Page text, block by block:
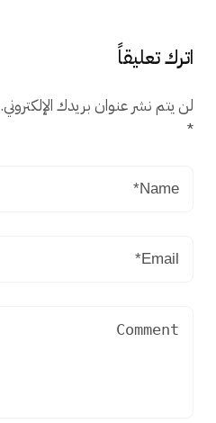
اترك تعليقاً
لن يتم نشر عنوان بريدك الإلكتروني.
*